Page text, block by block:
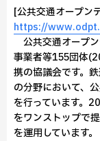
[公共交通オープン
https://
公共交通オープ
事業者等155団体
携の協議会です。
の分野において、
を行っています。
をワンストップで
を運用しています。